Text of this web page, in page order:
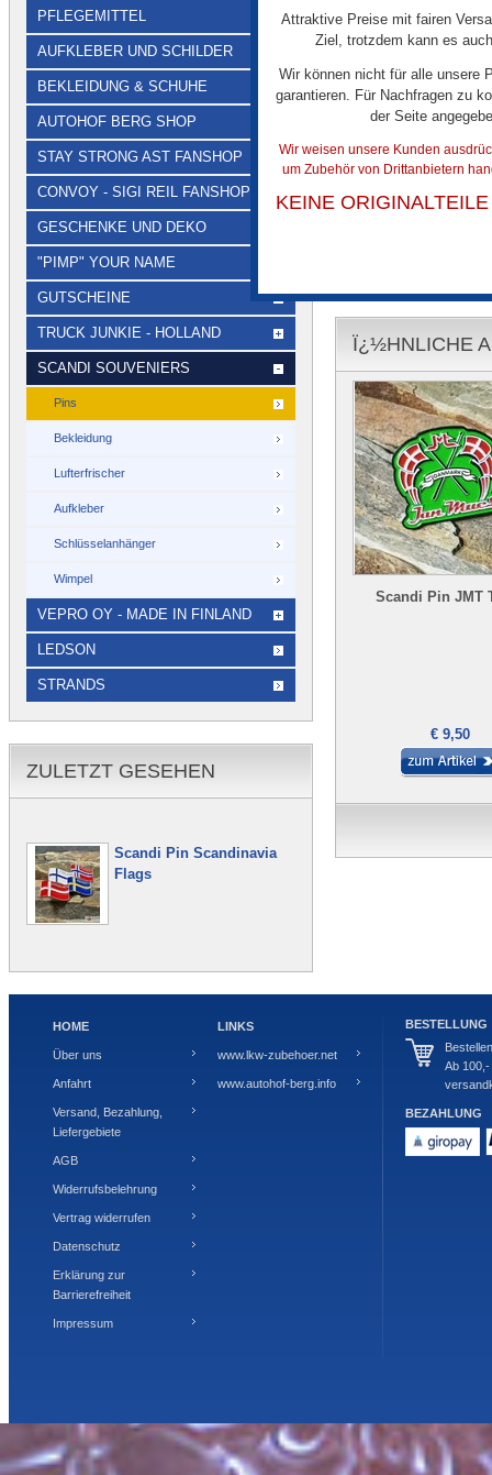
Mehrere bunte
Metall: Finnland,
Schweden auf Stein.
Ï¿½HNLICHE
Scandi Pin JMT
€ 9,50
PFLEGEMITTEL
AUFKLEBER UND SCHILDER
BEKLEIDUNG & SCHUHE
AUTOHOF BERG SHOP
STAY STRONG AST FANSHOP
CONVOY - SIGI REIL FANSHOP
GESCHENKE UND DEKO
"PIMP" YOUR NAME
GUTSCHEINE
TRUCK JUNKIE - HOLLAND
SCANDI SOUVENIERS
Pins
Bekleidung
Lufterfrischer
Aufkleber
Schlüsselanhänger
Wimpel
VEPRO OY - MADE IN FINLAND
LEDSON
STRANDS
ZULETZT GESEHEN
Scandi Pin Scandinavia
Flags
HOME
Über uns
Anfahrt
Versand, Bezahlung,
Liefergebiete
AGB
Widerrufsbelehrung
Vertrag widerrufen
Datenschutz
Erklärung zur
Barrierefreiheit
Impressum
LINKS
www.lkw-zubehoer.net
www.autohof-berg.info
BESTELLUNG
Ab
BEZAHLUNG
Attraktive Preise mit fairen
Ziel, trotzdem kann es
Wir können nicht für alle unsere
garantieren. Für Nachfragen zu
der Seite
Wir weisen unsere Kunden
um Zubehör von Drittanbietern
KEINE